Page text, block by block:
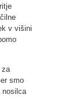
v višini
za
smo
nosilca